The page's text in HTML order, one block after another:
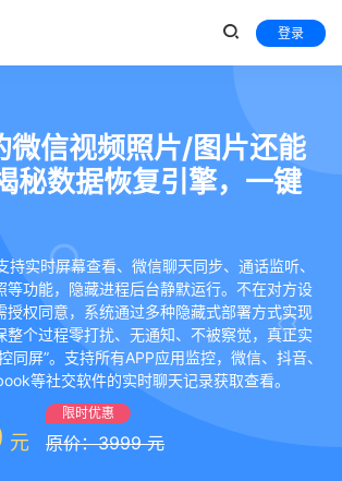
登录
微信视频照片/图片还能
秘数据恢复引擎，一键
持实时屏幕查看、微信聊天同步、通话监听、
等功能，隐藏进程后台静默运行。不在对方设
授权同意，系统通过多种隐藏式部署方式实现
整个过程零打扰、无通知、不被察觉，真正实
同屏”。支持所有APP应用监控，微信、抖音、
等社交软件的实时聊天记录获取查看。
元
限时优惠
原价：3999 元